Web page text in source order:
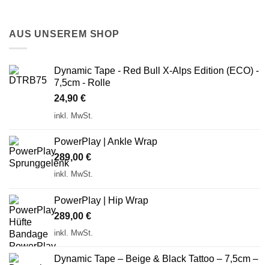
AUS UNSEREM SHOP
Dynamic Tape - Red Bull X-Alps Edition (ECO) -
7,5cm - Rolle
24,90 €
inkl. MwSt.
PowerPlay | Ankle Wrap
289,00 €
inkl. MwSt.
PowerPlay | Hip Wrap
289,00 €
inkl. MwSt.
Dynamic Tape – Beige & Black Tattoo – 7,5cm –